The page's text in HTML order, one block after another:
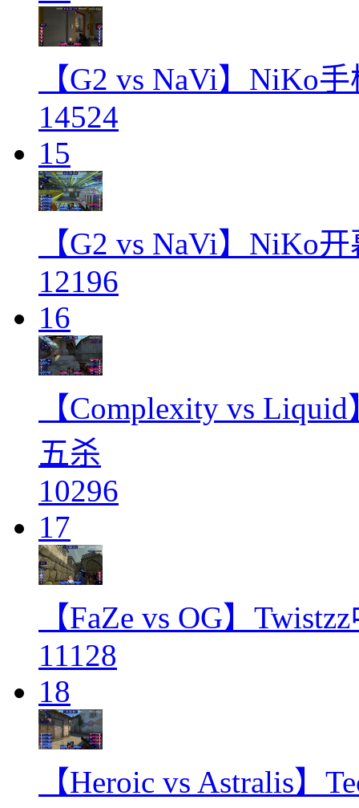
【G2 vs NaVi】NiKo
14524
15
【G2 vs NaVi】NiKo
12196
16
【Complexity vs
五杀
10296
17
【FaZe vs OG】
11128
18
【Heroic vs Astralis】